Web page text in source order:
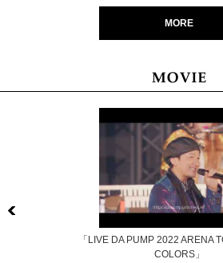
MORE
「LIVE DA PUMP 2022 ARENA
COLORS」